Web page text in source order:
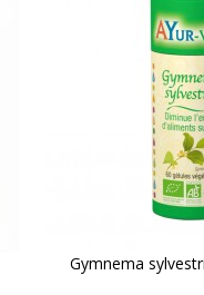
Gymnema